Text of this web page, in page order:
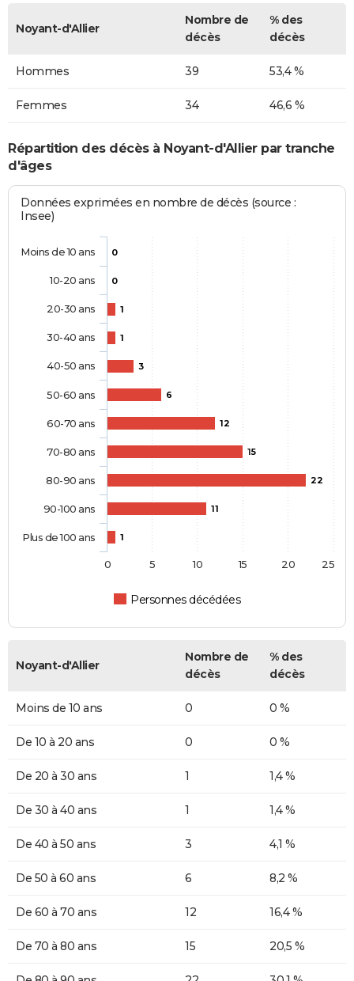
Noyant-d'Allier
Nombre de
décès
% des
décès
Hommes 39 53,4 %
Femmes 34 46,6 %
Répartition des décès à Noyant-d'Allier par tranche
d'âges
Données exprimées en nombre de décès (source :
Insee)
0
0
1
1
3
6
12
15
22
11
1
Personnes décédées
Moins de 10 ans
10-20 ans
20-30 ans
30-40 ans
40-50 ans
50-60 ans
60-70 ans
70-80 ans
80-90 ans
90-100 ans
Plus de 100 ans
0 5 10 15 20 25
Noyant-d'Allier
Nombre de
décès
% des
décès
Moins de 10 ans 0 0 %
De 10 à 20 ans 0 0 %
De 20 à 30 ans 1 1,4 %
De 30 à 40 ans 1 1,4 %
De 40 à 50 ans 3 4,1 %
De 50 à 60 ans 6 8,2 %
De 60 à 70 ans 12 16,4 %
De 70 à 80 ans 15 20,5 %